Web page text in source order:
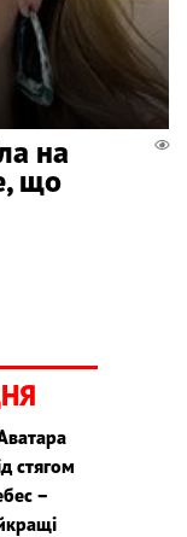
на
що
стягом
–